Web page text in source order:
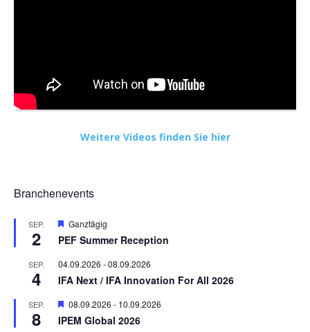
Weitere Videos finden Sie hier
Branchenevents
SEP.
2
Hervorgehoben
Ganztägig
PEF Summer Reception
SEP.
4
04.09.2026 -08.09.2026
IFA Next / IFA Innovation For All 2026
SEP.
8
Hervorgehoben
08.09.2026 - 10.09.2026
IPEM Global 2026